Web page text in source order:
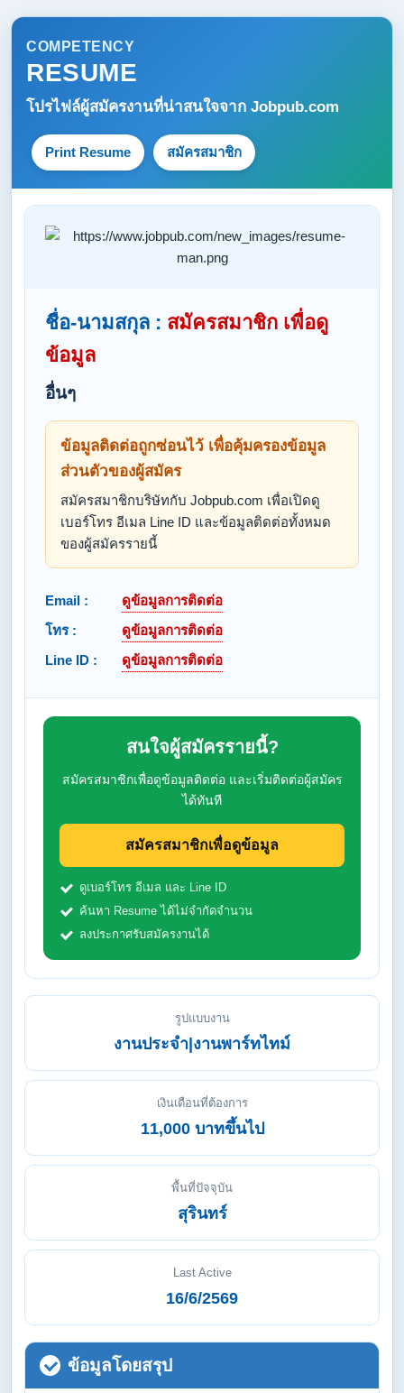
COMPETENCY
RESUME
โปรไฟล์ผู้สมัครงานที่น่าสนใจจาก Jobpub.com
Print Resume สมัครสมาชิก
ชื่อ-นามสกุล : สมัครสมาชิก เพื่อดู
ข้อมูล
อื่นๆ
ข้อมูลติดต่อถูกซ่อนไว้ เพื่อคุ้มครองข้อมูล
ส่วนตัวของผู้สมัคร
สมัครสมาชิกบริษัทกับ Jobpub.com เพื่อเปิดดู
เบอร์โทร อีเมล Line ID และข้อมูลติดต่อทั้งหมด
ของผู้สมัครรายนี้
Email :
ดูข้อมูลการติดต่อ
โทร :
ดูข้อมูลการติดต่อ
Line ID :
ดูข้อมูลการติดต่อ
สนใจผู้สมัครรายนี้?
สมัครสมาชิกเพื่อดูข้อมูลติดต่อ และเริ่มติดต่อผู้สมัคร
ได้ทันที
สมัครสมาชิกเพื่อดูข้อมูล
ดูเบอร์โทร อีเมล และ Line ID
ค้นหา Resume ได้ไม่จำกัดจำนวน
ลงประกาศรับสมัครงานได้
รูปแบบงาน
งานประจำ|งานพาร์ทไทม์
เงินเดือนที่ต้องการ
11,000 บาทขึ้นไป
พื้นที่ปัจจุบัน
สุรินทร์
Last Active
16/6/2569
ข้อมูลโดยสรุป